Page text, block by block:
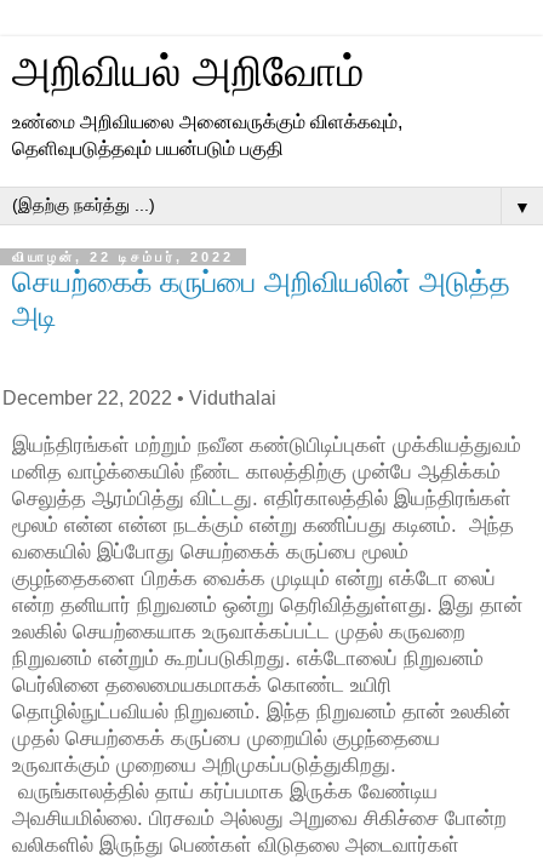
அறிவியல் அறிவோம்
உண்மை அறிவியலை அனைவருக்கும் விளக்கவும்,
தெளிவுபடுத்தவும் பயன்படும் பகுதி
▼
வியாழன், 22 டிசம்பர், 2022
செயற்கைக் கருப்பை அறிவியலின் அடுத்த
அடி
22, 2022• Viduthalai
இயந்திரங்கள் மற்றும் நவீன கண்டுபிடிப்புகள் முக்கியத்துவம்
மனித வாழ்க்கையில் நீண்ட காலத்திற்கு முன்பே ஆதிக்கம்
செலுத்த ஆரம்பித்து விட்டது. எதிர்காலத்தில் இயந்திரங்கள்
மூலம் என்ன என்ன நடக்கும் என்று கணிப்பது கடினம். அந்த
வகையில் இப்போது செயற்கைக் கருப்பை மூலம்
குழந்தைகளை பிறக்க வைக்க முடியும் என்று எக்டோ லைப்
என்ற தனியார் நிறுவனம் ஒன்று தெரிவித்துள்ளது. இது தான்
உலகில் செயற்கையாக உருவாக்கப்பட்ட முதல் கருவறை
நிறுவனம் என்றும் கூறப்படுகிறது. எக்டோலைப் நிறுவனம்
பெர்லினை தலைமையகமாகக் கொண்ட உயிரி
தொழில்நுட்பவியல் நிறுவனம். இந்த நிறுவனம் தான் உலகின்
முதல் செயற்கைக் கருப்பை முறையில் குழந்தையை
உருவாக்கும் முறையை அறிமுகப்படுத்துகிறது.
வருங்காலத்தில் தாய் கர்ப்பமாக இருக்க வேண்டிய
அவசியமில்லை. பிரசவம் அல்லது அறுவை சிகிச்சை போன்ற
வலிகளில் இருந்து பெண்கள் விடுதலை அடைவார்கள்